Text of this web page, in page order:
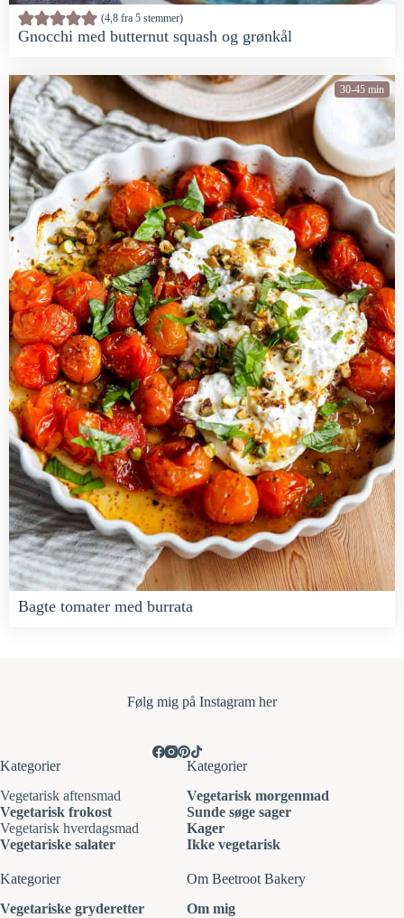
4,8fra 5stemmer
Gnocchi med butternut squash og grønkål
30-45 min
Bagte tomater med burrata
Følg mig på Instagram her